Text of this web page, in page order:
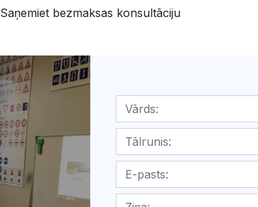
Saņemiet bezmaksas konsultāciju